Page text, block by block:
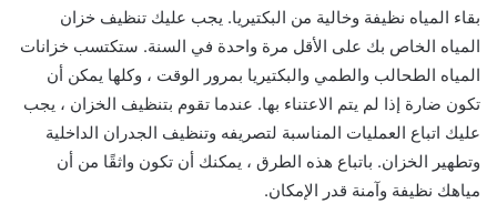
بقاء المياه نظيفة وخالية من البكتيريا. يجب عليك تنظيف خزان
المياه الخاص بك على الأقل مرة واحدة في السنة. ستكتسب خزانات
المياه الطحالب والطمي والبكتيريا بمرور الوقت ، وكلها يمكن أن
تكون ضارة إذا لم يتم الاعتناء بها. عندما تقوم بتنظيف الخزان ، يجب
عليك اتباع العمليات المناسبة لتصريفه وتنظيف الجدران الداخلية
وتطهير الخزان. باتباع هذه الطرق ، يمكنك أن تكون واثقًا من أن
مياهك نظيفة وآمنة قدر الإمكان.